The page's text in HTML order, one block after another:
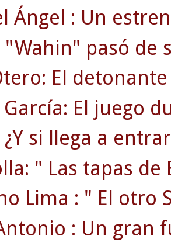
Ángel : Un
"Wahin" pasó de
El
García: El juego
¿Y si llega a
" Las tapas de
Lima : " El otro
: Un gran